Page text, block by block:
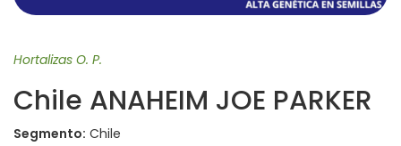
Hortalizas O. P.
Chile ANAHEIM JOE PARKER
Segmento: Chile